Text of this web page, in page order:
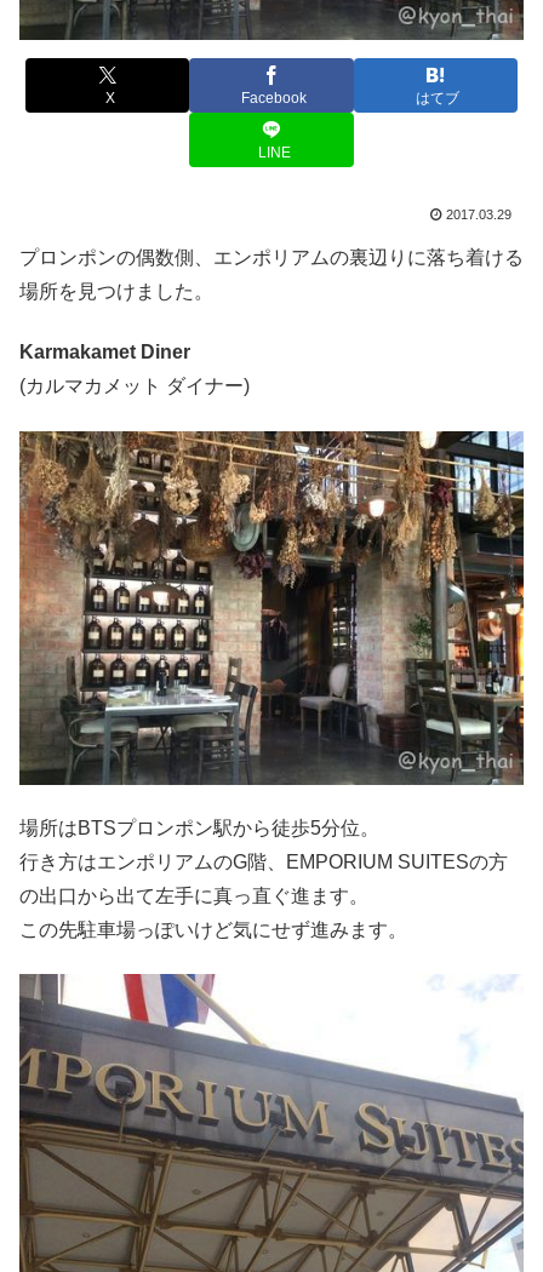
X Facebook はてブ
LINE
2017.03.29
プロンポンの偶数側、エンポリアムの裏辺りに落ち着ける
場所を見つけました。
Karmakamet Diner
(カルマカメット ダイナー)
場所はBTSプロンポン駅から徒歩5分位。
行き方はエンポリアムのG階、EMPORIUM SUITESの方
の出口から出て左手に真っ直ぐ進ます。
この先駐車場っぽいけど気にせず進みます。